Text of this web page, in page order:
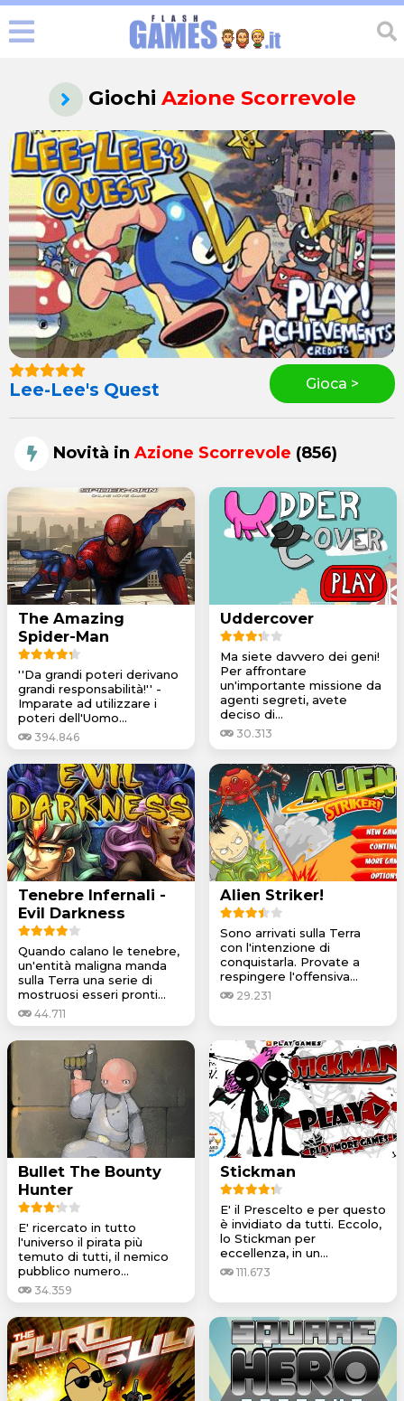
Giochi Azione Scorrevole
Lee-Lee's Quest Gioca >
Novità in Azione Scorrevole (856)
The Amazing
Spider-Man
''Da grandi poteri derivano
grandi responsabilità!'' -
Imparate ad utilizzare i
poteri dell'Uomo...
394.846
Uddercover
Ma siete davvero dei geni!
Per affrontare
un'importante missione da
agenti segreti, avete
deciso di...
30.313
Tenebre Infernali -
Evil Darkness
Quando calano le tenebre,
un'entità maligna manda
sulla Terra una serie di
mostruosi esseri pronti...
44.711
Alien Striker!
Sono arrivati sulla Terra
con l'intenzione di
conquistarla. Provate a
respingere l'offensiva...
29.231
Bullet The Bounty
Hunter
E' ricercato in tutto
l'universo il pirata più
temuto di tutti, il nemico
pubblico numero...
34.359
Stickman
E' il Prescelto e per questo
è invidiato da tutti. Eccolo,
lo Stickman per
eccellenza, in un...
111.673